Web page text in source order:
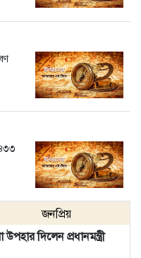
জনপ্রিয়
দিলেন প্রধানমন্ত্রী